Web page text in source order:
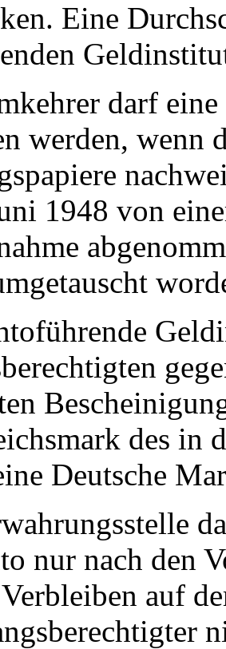
Eine
darf
werden, wenn
1948 von
des in
Deutsche
nur nach den
auf